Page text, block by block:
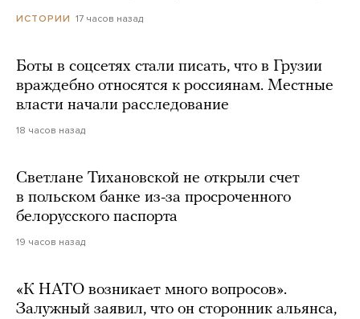
ИСТОРИИ 17 часов назад
Боты в соцсетях стали писать, что в Грузии
враждебно относятся к россиянам. Местные
власти начали расследование
18 часов назад
Светлане Тихановской не открыли счет
в польском банке из-за просроченного
белорусского паспорта
19 часов назад
«К НАТО возникает много вопросов».
Залужный заявил, что он сторонник альянса,